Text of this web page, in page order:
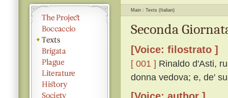
Main Texts (Italian)
Seconda
[Voice: filostrato ]
[ 001 ] Rinaldo d'Asti,
donna vedova; e, de'